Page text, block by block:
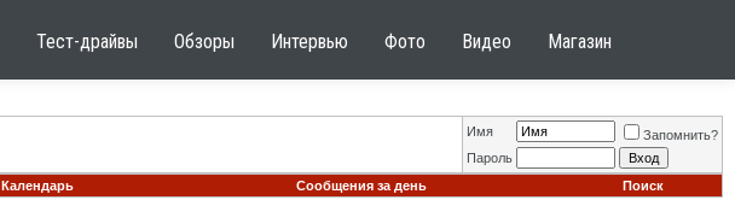
Тест-драйвы Обзоры Интервью Фото Видео Магазин
Имя
Запомнить?
Пароль
Календарь Сообщения за день Поиск